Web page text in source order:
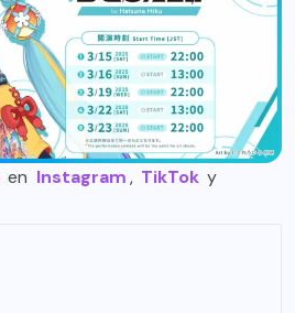
en Instagram, TikTok y